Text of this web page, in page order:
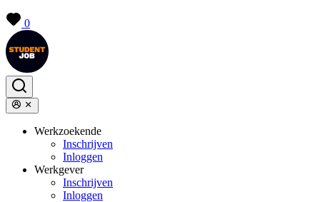
0
Werkzoekende
Inschrijven
Inloggen
Werkgever
Inschrijven
Inloggen